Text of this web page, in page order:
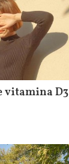
vitamina D3